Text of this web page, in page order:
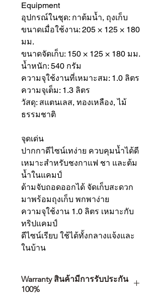
Equipment
อุปกรณ์ในชุด: กาต้มน้ำ, ถุงเก็บ
ขนาดเมื่อใช้งาน: 205 × 125 × 180
มม.
ขนาดจัดเก็บ: 150 × 125 × 180 มม.
น้ำหนัก: 540 กรัม
ความจุใช้งานที่เหมาะสม: 1.0 ลิตร
ความจุเต็ม: 1.3 ลิตร
วัสดุ: สแตนเลส, ทองเหลือง, ไม้
ธรรมชาติ
จุดเด่น
ปากกาดีไซน์เทง่าย ควบคุมน้ำได้ดี
เหมาะสำหรับชงกาแฟ ชา และต้ม
น้ำในแคมป์
ด้ามจับถอดออกได้ จัดเก็บสะดวก
มาพร้อมถุงเก็บ พกพาง่าย
ความจุใช้งาน 1.0 ลิตร เหมาะกับ
ทริปแคมป์
ดีไซน์เรียบ ใช้ได้ทั้งกลางแจ้งและ
ในบ้าน
Warranty สินค้ามีการรับประกัน
100%